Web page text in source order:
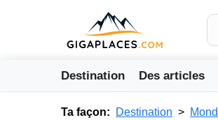
Destination Des articles
Ta façon: Destination